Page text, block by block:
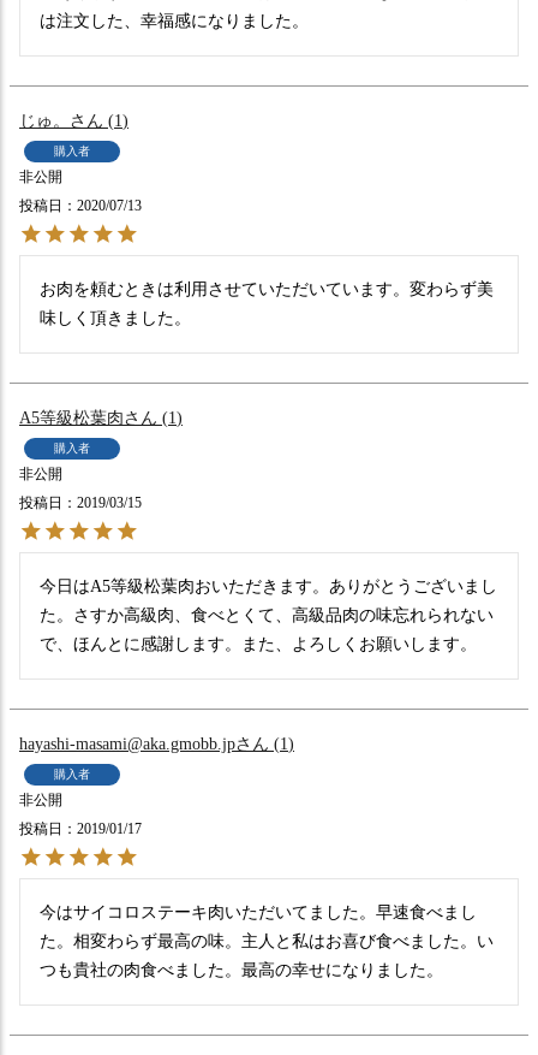
は注文した、幸福感になりました。
じゅ。 1
購入者
非公開
投稿日
2020/07/13
お肉を頼むときは利用させていただいています。変わらず美
味しく頂きました。
A5等級松葉肉 1
購入者
非公開
投稿日
2019/03/15
今日はA5等級松葉肉おいただきます。ありがとうございまし
た。さすか高級肉、食べとくて、高級品肉の味忘れられない
で、ほんとに感謝します。また、よろしくお願いします。
hayashi-masami@aka.gmobb.jp 1
購入者
非公開
投稿日
2019/01/17
今はサイコロステーキ肉いただいてました。早速食べまし
た。相変わらず最高の味。主人と私はお喜び食べました。い
つも貴社の肉食べました。最高の幸せになりました。